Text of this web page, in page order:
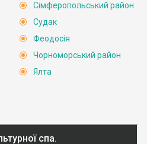
Сімферопольський район
Судак
Феодосія
Чорноморський район
Ялта